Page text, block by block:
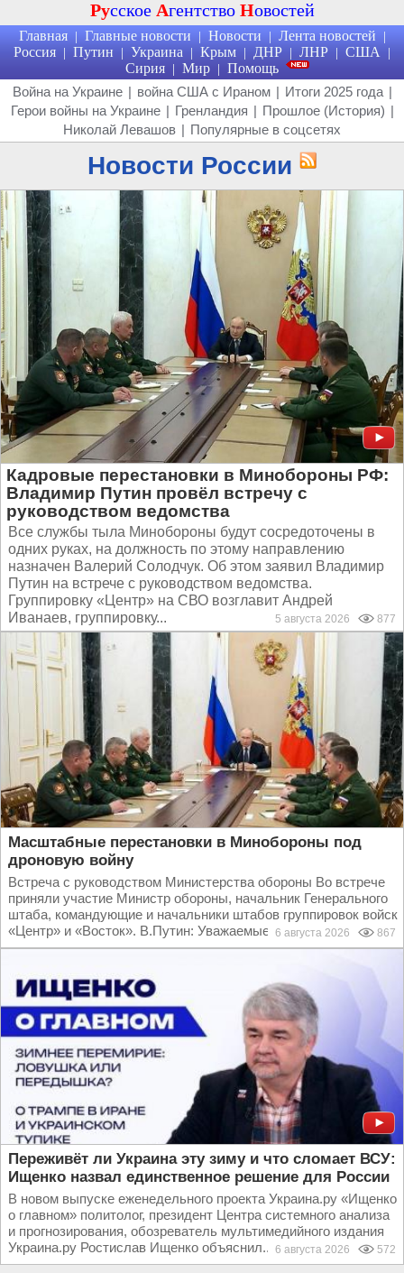
Русское Агентство Новостей
Главная | Главные новости | Новости | Лента новостей |
Россия | Путин | Украина | Крым | ДНР | ЛНР | США |
Сирия | Мир | Помощь
Война на Украине | война США с Ираном | Итоги 2025 года |
Герои войны на Украине | Гренландия | Прошлое (История) |
Николай Левашов | Популярные в соцсетях
Новости России
Кадровые перестановки в Минобороны РФ:
Владимир Путин провёл встречу с
руководством ведомства
Все службы тыла Минобороны будут сосредоточены в
одних руках, на должность по этому направлению
назначен Валерий Солодчук. Об этом заявил Владимир
Путин на встрече с руководством ведомства.
Группировку «Центр» на СВО возглавит Андрей
Иванаев, группировку...
5 августа 2026 877
Масштабные перестановки в Минобороны под
дроновую войну
Встреча с руководством Министерства обороны Во встрече
приняли участие Министр обороны, начальник Генерального
штаба, командующие и начальники штабов группировок войск
«Центр» и «Восток». В.Путин: Уважаемые...6 августа 2026 867
Переживёт ли Украина эту зиму и что сломает ВСУ:
Ищенко назвал единственное решение для России
В новом выпуске еженедельного проекта Украина.ру «Ищенко
о главном» политолог, президент Центра системного анализа
и прогнозирования, обозреватель мультимедийного издания
Украина.ру Ростислав Ищенко объяснил... 6 августа 2026 572